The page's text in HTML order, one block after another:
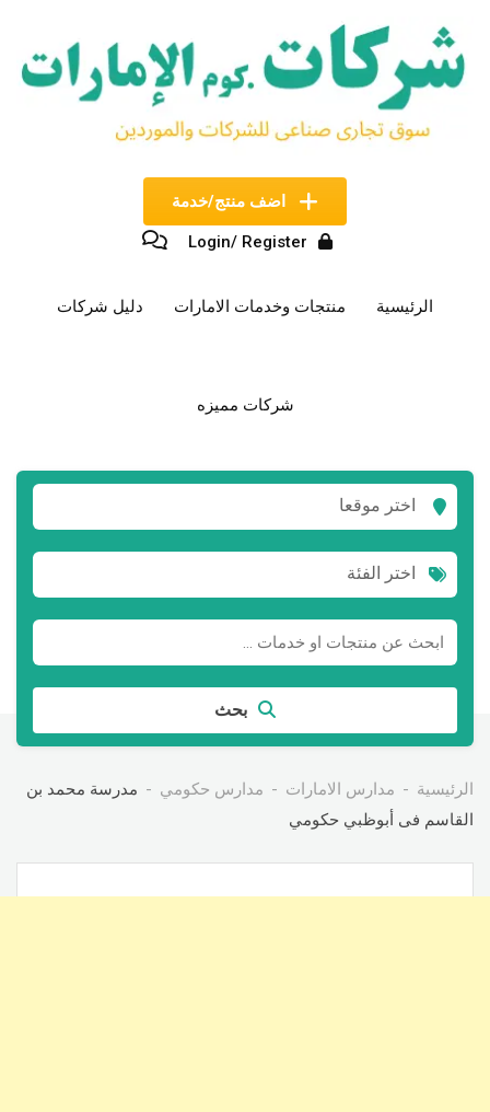
المحتوى
اضف منتج/خدمة
Login/ Register
الرئيسية منتجات وخدمات الامارات دليل شركات
شركات مميزه
اختر موقعا
اختر الفئة
بحث
الرئيسية مدارس الامارات مدارس حكومي
مدرسة محمد بن
القاسم فى أبوظبي حكومي